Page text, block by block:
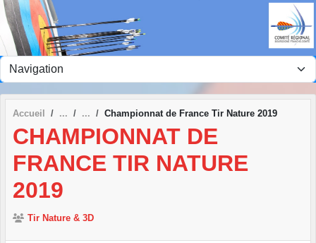
Accueil Championnat de France Tir Nature 2019
CHAMPIONNAT DE
FRANCE TIR NATURE
2019
Tir Nature & 3D
Panneau de gestion des cookies